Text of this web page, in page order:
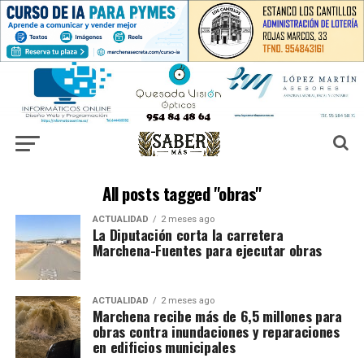
All posts tagged "obras"
ACTUALIDAD 2 meses ago
La Diputación corta la carretera
Marchena-Fuentes para ejecutar obras
ACTUALIDAD 2 meses ago
Marchena recibe más de 6,5 millones para
obras contra inundaciones y reparaciones
en edificios municipales